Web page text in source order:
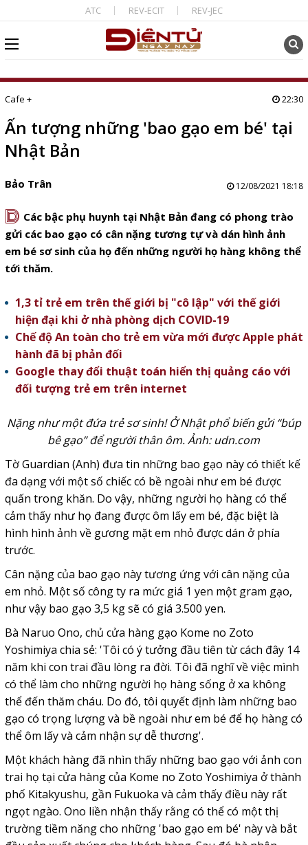
ATC REV-ECIT REV-JEC
Cafe + 22:30
Ấn tượng những 'bao gạo em bé' tại
Nhật Bản
Bảo Trân 12/08/2021 18:18
D Các bậc phụ huynh tại Nhật Bản đang có phong trào
gửi các bao gạo có cân nặng tương tự và dán hình ảnh
em bé sơ sinh của họ đến những người họ hàng không thể
tới thăm.
1,3 tỉ trẻ em trên thế giới bị "cô lập" với thế giới
hiện đại khi ở nhà phòng dịch COVID-19
Chế độ An toàn cho trẻ em vừa mới được Apple phát
hành đã bị phản đối
Google thay đổi thuật toán hiển thị quảng cáo với
đối tượng trẻ em trên internet
Nặng như một đứa trẻ sơ sinh! Ở Nhật phổ biến gửi “búp
bê gạo” để người thân ôm. Ảnh: udn.com
Tờ Guardian (Anh) đưa tin những bao gạo này có thiết kế
đa dạng với một số chiếc có bề ngoài như em bé được
quấn trong khăn. Do vậy, những người họ hàng có thể
cảm thấy như họ đang được ôm lấy em bé, đặc biệt là
hình hình ảnh về gương mặt em nhỏ được dán ở phía
trước.
Cân nặng của bao gạo này tương ứng với cân nặng của
em nhỏ. Một số công ty ra mức giá 1 yen một gram gạo,
như vậy bao gạo 3,5 kg sẽ có giá 3.500 yen.
Bà Naruo Ono, chủ cửa hàng gạo Kome no Zoto
Yoshimiya chia sẻ: 'Tôi có ý tưởng đầu tiên từ cách đây 14
năm khi con trai đầu lòng ra đời. Tôi đã nghĩ về việc mình
có thể làm cho những người họ hàng sống ở xa không
thể đến thăm cháu. Do đó, tôi quyết định làm những bao
gạo có trọng lượng và bề ngoài như em bé để họ hàng có
thể ôm lấy và cảm nhận sự dễ thương'.
Một khách hàng đã nhìn thấy những bao gạo với ảnh con
trai họ tại cửa hàng của Kome no Zoto Yoshimiya ở thành
phố Kitakyushu, gần Fukuoka và cảm thấy điều này rất
ngọt ngào. Ono liền nhận thấy rằng có thể có một thị
trường tiềm năng cho những 'bao gạo em bé' này và bắt